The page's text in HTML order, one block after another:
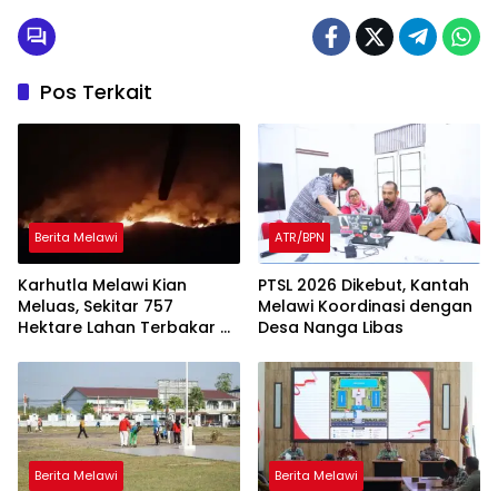
Pos Terkait
Berita Melawi
Karhutla Melawi Kian
Meluas, Sekitar 757
Hektare Lahan Terbakar di
ATR/BPN
PTSL 2026 Dikebut, Kantah
Melawi Koordinasi dengan
Desa Nanga Libas
Berita Melawi Berita Melawi